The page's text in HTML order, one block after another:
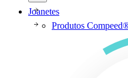
Joanetes
Produtos